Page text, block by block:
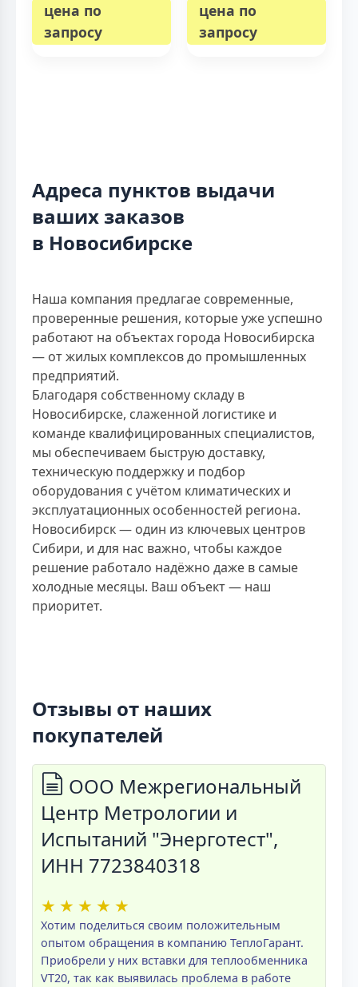
цена по
запросу
цена по
запросу
Адреса пунктов выдачи
ваших заказов
в Новосибирске
Наша компания предлагае современные,
проверенные решения, которые уже успешно
работают на объектах города Новосибирска
— от жилых комплексов до промышленных
предприятий.
Благодаря собственному складу в
Новосибирске, слаженной логистике и
команде квалифицированных специалистов,
мы обеспечиваем быструю доставку,
техническую поддержку и подбор
оборудования с учётом климатических и
эксплуатационных особенностей региона.
Новосибирск — один из ключевых центров
Сибири, и для нас важно, чтобы каждое
решение работало надёжно даже в самые
холодные месяцы. Ваш объект — наш
приоритет.
Отзывы от наших
покупателей
ООО Межрегиональный
Центр Метрологии и
Испытаний "Энерготест",
ИНН 7723840318
★ ★ ★ ★ ★
Хотим поделиться своим положительным
опытом обращения в компанию ТеплоГарант.
Приобрели у них вставки для теплообменника
VT20, так как выявилась проблема в работе